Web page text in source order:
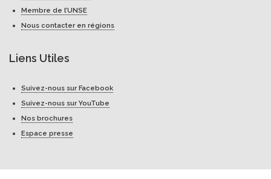
Membre de l’UNSE
Nous contacter en régions
Liens Utiles
Suivez-nous sur Facebook
Suivez-nous sur YouTube
Nos brochures
Espace presse